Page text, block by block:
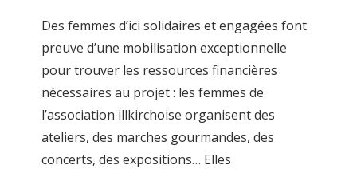
Des femmes d’ici solidaires et engagées font
preuve d’une mobilisation exceptionnelle
pour trouver les ressources financières
nécessaires au projet : les femmes de
l’association illkirchoise organisent des
ateliers, des marches gourmandes, des
concerts, des expositions… Elles